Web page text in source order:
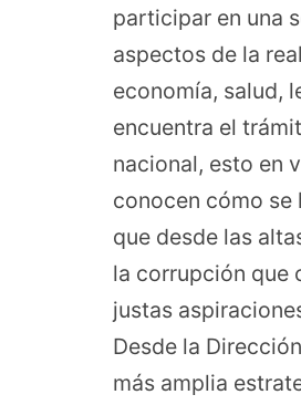
participar en una
aspectos de la
economía, salud,
encuentra el
nacional, esto en
conocen cómo se
que desde las
la corrupción que
justas
Desde la
más amplia